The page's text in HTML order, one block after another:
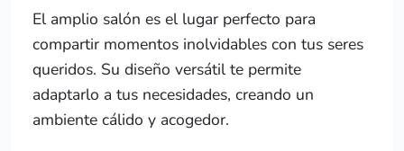
El amplio salón es el lugar perfecto para
compartir momentos inolvidables con tus seres
queridos. Su diseño versátil te permite
adaptarlo a tus necesidades, creando un
ambiente cálido y acogedor.